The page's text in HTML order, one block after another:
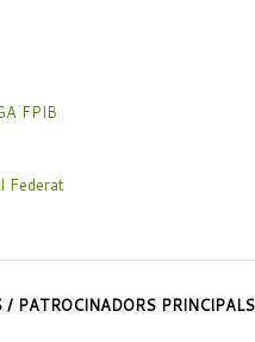
/ PATROCINADORS PRINCIPALS